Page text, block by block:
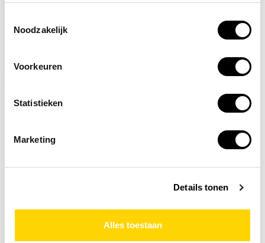
Noodzakelijk
Voorkeuren
Statistieken
Marketing
Details tonen
Alles toestaan
10,95 9,95